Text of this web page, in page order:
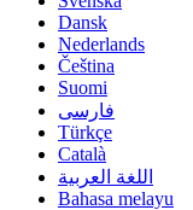
Dansk
Nederlands
Čeština
Suomi
فارسى
Türkçe
Català
اللغة العربية
Bahasa melayu